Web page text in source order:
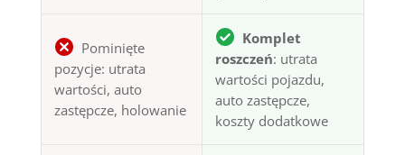
Pominięte
pozycje: utrata
wartości, auto
zastępcze, holowanie
Komplet
roszczeń: utrata
wartości pojazdu,
auto zastępcze,
koszty dodatkowe